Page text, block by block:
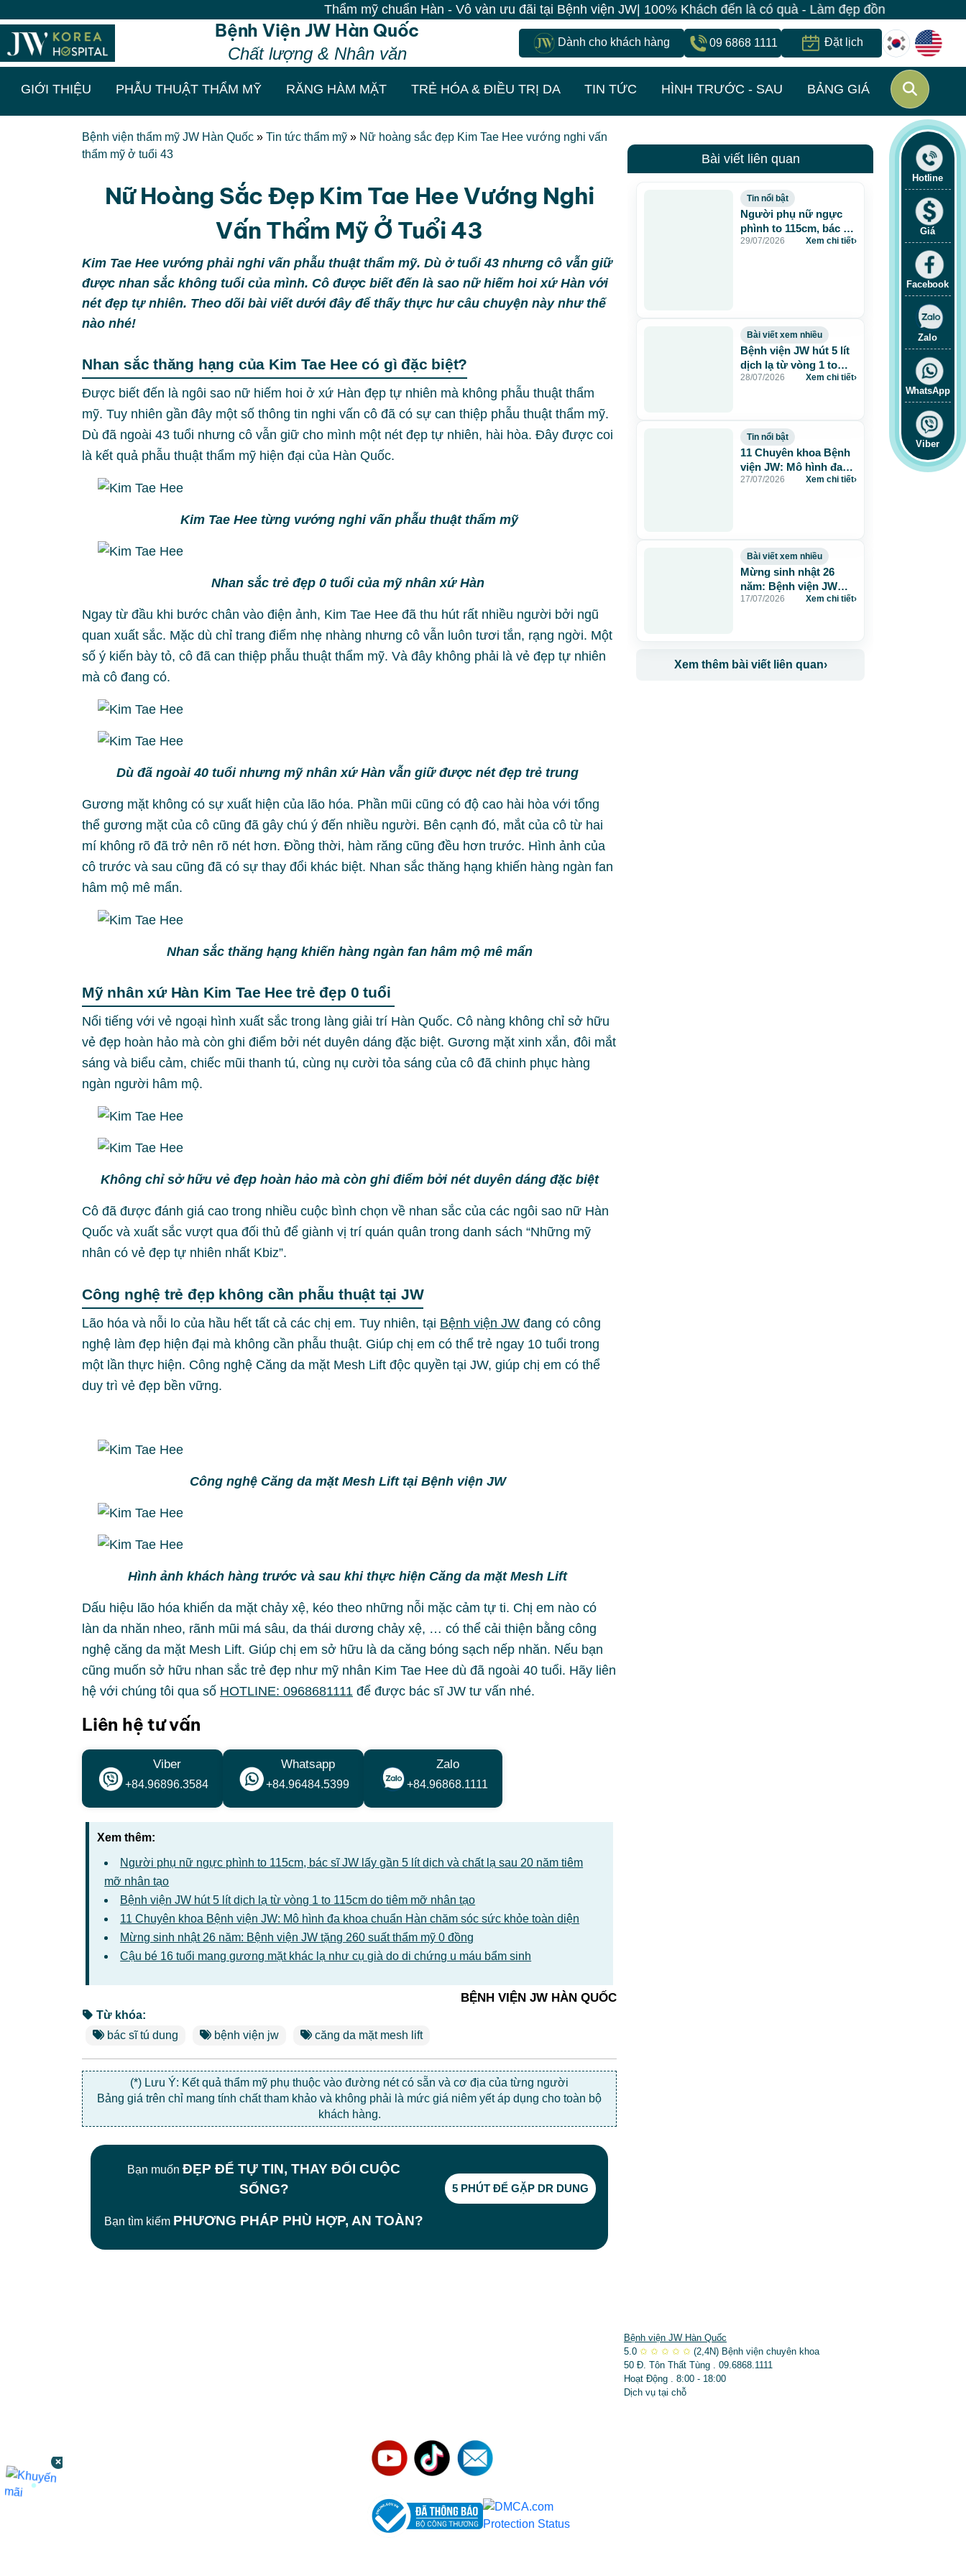
Thẩm mỹ chuẩn Hàn - Vô vàn ưu đãi tại Bệnh viện JW| 100% Khách đến là có quà - Làm đẹp đồng giá chỉ 499K - Đăng
Bệnh Viện JW Hàn Quốc
Chất lượng & Nhân văn
Dành cho khách hàng 09 6868 1111 Đặt lịch
GIỚI THIỆU PHẪU THUẬT THẨM MỸ RĂNG HÀM MẶT TRẺ HÓA & ĐIỀU TRỊ DA TIN TỨC HÌNH TRƯỚC - SAU BẢNG GIÁ
Bệnh viện thẩm mỹ JW Hàn Quốc » Tin tức thẩm mỹ » Nữ hoàng sắc đẹp Kim Tae Hee vướng nghi vấn
thẩm mỹ ở tuổi 43
Nữ Hoàng Sắc Đẹp Kim Tae Hee Vướng Nghi
Vấn Thẩm Mỹ Ở Tuổi 43
Kim Tae Hee vướng phải nghi vấn phẫu thuật thẩm mỹ. Dù ở tuổi 43 nhưng cô vẫn giữ
được nhan sắc không tuổi của mình. Cô được biết đến là sao nữ hiếm hoi xứ Hàn với
nét đẹp tự nhiên. Theo dõi bài viết dưới đây để thấy thực hư câu chuyện này như thế
nào nhé!
Nhan sắc thăng hạng của Kim Tae Hee có gì đặc biệt?
Được biết đến là ngôi sao nữ hiếm hoi ở xứ Hàn đẹp tự nhiên mà không phẫu thuật thẩm
mỹ. Tuy nhiên gần đây một số thông tin nghi vấn cô đã có sự can thiệp phẫu thuật thẩm mỹ.
Dù đã ngoài 43 tuổi nhưng cô vẫn giữ cho mình một nét đẹp tự nhiên, hài hòa. Đây được coi
là kết quả phẫu thuật thẩm mỹ hiện đại của Hàn Quốc.
Kim Tae Hee từng vướng nghi vấn phẫu thuật thẩm mỹ
Nhan sắc trẻ đẹp 0 tuổi của mỹ nhân xứ Hàn
Ngay từ đầu khi bước chân vào điện ảnh, Kim Tae Hee đã thu hút rất nhiều người bởi ngũ
quan xuất sắc. Mặc dù chỉ trang điểm nhẹ nhàng nhưng cô vẫn luôn tươi tắn, rạng ngời. Một
số ý kiến bày tỏ, cô đã can thiệp phẫu thuật thẩm mỹ. Và đây không phải là vẻ đẹp tự nhiên
mà cô đang có.
Dù đã ngoài 40 tuổi nhưng mỹ nhân xứ Hàn vẫn giữ được nét đẹp trẻ trung
Gương mặt không có sự xuất hiện của lão hóa. Phần mũi cũng có độ cao hài hòa với tổng
thể gương mặt của cô cũng đã gây chú ý đến nhiều người. Bên cạnh đó, mắt của cô từ hai
mí không rõ đã trở nên rõ nét hơn. Đồng thời, hàm răng cũng đều hơn trước. Hình ảnh của
cô trước và sau cũng đã có sự thay đổi khác biệt. Nhan sắc thăng hạng khiến hàng ngàn fan
hâm mộ mê mẩn.
Nhan sắc thăng hạng khiến hàng ngàn fan hâm mộ mê mẩn
Mỹ nhân xứ Hàn Kim Tae Hee trẻ đẹp 0 tuổi
Nổi tiếng với vẻ ngoại hình xuất sắc trong làng giải trí Hàn Quốc. Cô nàng không chỉ sở hữu
vẻ đẹp hoàn hảo mà còn ghi điểm bởi nét duyên dáng đặc biệt. Gương mặt xinh xắn, đôi mắt
sáng và biểu cảm, chiếc mũi thanh tú, cùng nụ cười tỏa sáng của cô đã chinh phục hàng
ngàn người hâm mộ.
Không chỉ sở hữu vẻ đẹp hoàn hảo mà còn ghi điểm bởi nét duyên dáng đặc biệt
Cô đã được đánh giá cao trong nhiều cuộc bình chọn về nhan sắc của các ngôi sao nữ Hàn
Quốc và xuất sắc vượt qua đối thủ để giành vị trí quán quân trong danh sách “Những mỹ
nhân có vẻ đẹp tự nhiên nhất Kbiz”.
Công nghệ trẻ đẹp không cần phẫu thuật tại JW
Lão hóa và nỗi lo của hầu hết tất cả các chị em. Tuy nhiên, tại Bệnh viện JW đang có công
nghệ làm đẹp hiện đại mà không cần phẫu thuật. Giúp chị em có thể trẻ ngay 10 tuổi trong
một lần thực hiện. Công nghệ Căng da mặt Mesh Lift độc quyền tại JW, giúp chị em có thể
duy trì vẻ đẹp bền vững.
Công nghệ Căng da mặt Mesh Lift tại Bệnh viện JW
Hình ảnh khách hàng trước và sau khi thực hiện Căng da mặt Mesh Lift
Dấu hiệu lão hóa khiến da mặt chảy xệ, kéo theo những nỗi mặc cảm tự ti. Chị em nào có
làn da nhăn nheo, rãnh mũi má sâu, da thái dương chảy xệ, … có thể cải thiện bằng công
nghệ căng da mặt Mesh Lift. Giúp chị em sở hữu là da căng bóng sạch nếp nhăn. Nếu bạn
cũng muốn sở hữu nhan sắc trẻ đẹp như mỹ nhân Kim Tae Hee dù đã ngoài 40 tuổi. Hãy liên
hệ với chúng tôi qua số HOTLINE: 0968681111 để được bác sĩ JW tư vấn nhé.
Liên hệ tư vấn
Viber
+84.96896.3584
Whatsapp
+84.96484.5399
Zalo
+84.96868.1111
Xem thêm:
Người phụ nữ ngực phình to 115cm, bác sĩ JW lấy gần 5 lít dịch và chất lạ sau 20 năm tiêm
mỡ nhân tạo
Bệnh viện JW hút 5 lít dịch lạ từ vòng 1 to 115cm do tiêm mỡ nhân tạo
11 Chuyên khoa Bệnh viện JW: Mô hình đa khoa chuẩn Hàn chăm sóc sức khỏe toàn diện
Mừng sinh nhật 26 năm: Bệnh viện JW tặng 260 suất thẩm mỹ 0 đồng
Cậu bé 16 tuổi mang gương mặt khác lạ như cụ già do di chứng u máu bẩm sinh
BỆNH VIỆN JW HÀN QUỐC
Từ khóa:
bác sĩ tú dung
bệnh viện jw căng da mặt mesh lift
(*) Lưu Ý: Kết quả thẩm mỹ phụ thuộc vào đường nét có sẵn và cơ địa của từng người
Bảng giá trên chỉ mang tính chất tham khảo và không phải là mức giá niêm yết áp dụng cho toàn bộ
khách hàng.
Bài viết liên quan
Tin nổi bật
Người phụ nữ ngực
phình to 115cm, bác sĩ
JW lấy gần 5 lít dịch và
29/07/2026 Xem chi tiết›
Bài viết xem nhiều
Bệnh viện JW hút 5 lít
dịch lạ từ vòng 1 to
115cm do tiêm mỡ
28/07/2026 Xem chi tiết›
Tin nổi bật
11 Chuyên khoa Bệnh
viện JW: Mô hình đa
khoa chuẩn Hàn chăm
27/07/2026 Xem chi tiết›
Bài viết xem nhiều
Mừng sinh nhật 26
năm: Bệnh viện JW
tặng 260 suất thẩm mỹ
17/07/2026 Xem chi tiết›
Xem thêm bài viết liên quan›
Bạn muốn ĐẸP ĐỂ TỰ TIN, THAY ĐỔI CUỘC
SỐNG?
Bạn tìm kiếm PHƯƠNG PHÁP PHÙ HỢP, AN TOÀN?
5 PHÚT ĐỂ GẶP DR DUNG
Hotline
Giá
Facebook
Zalo
WhatsApp
Viber
Bệnh viện JW Hàn Quốc
5.0 ✩ ✩ ✩ ✩ ✩ (2,4N) Bệnh viện chuyên khoa
50 Đ. Tôn Thất Tùng . 09.6868.1111
Hoạt Động . 8:00 - 18:00
Dịch vụ tại chỗ